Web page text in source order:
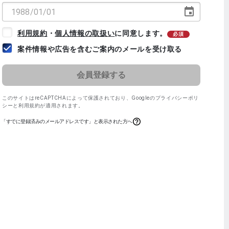
利用規約 ・個人情報の取扱いに同意します。 必須
案件情報や広告を含むご案内のメールを受け取る
このサイトはreCAPTCHAによって保護されており、 Googleのプライバシーポリ
シー と 利用規約が適用されます。
「すでに登録済みのメールアドレスです」と表示された方へ